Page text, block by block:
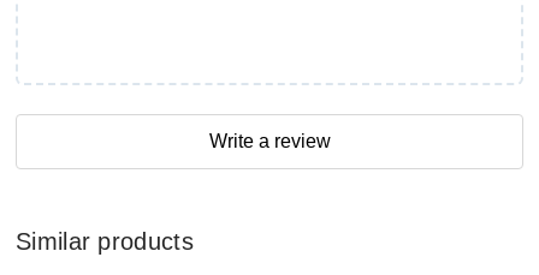
Write a review
Similar products